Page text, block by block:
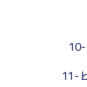
10- يتم تقديم خدماتنا على أساس "كما هي" دون أي ضمانات أو تعهدات من جانبنا، ويتحمل المستخدمون المسؤولية
11- نحن نستخدم ملفات تعريف الارتباط (Cookies) لتحسين تجربة المستخدم وتحليل استخدام الموقع. ومن خلال استخدام